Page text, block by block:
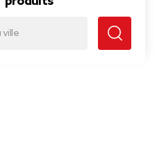
porte
cm pour